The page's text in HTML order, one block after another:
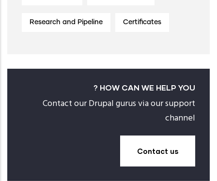
Research and Pipeline Certificates
HOW CAN WE HELP YOU ?
Contact our Drupal gurus via our support
channel
Contact us